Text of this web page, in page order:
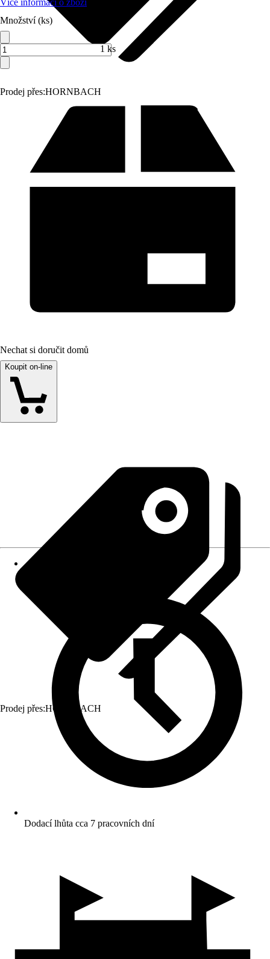
Prodej přes:HORNBACH
Více informací o zboží
Množství (ks)
1 ks
Nechat si doručit domů
Koupit on-line
Prodej přes:HORNBACH
Dodací lhůta cca 7 pracovních dní